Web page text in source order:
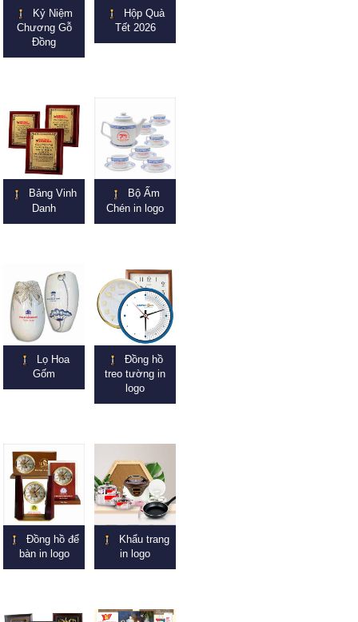
Kỷ Niệm
Chương Gỗ
Đồng
Hộp Quà
Tết 2026
Bảng Vinh
Danh
Bộ Ấm
Chén in logo
Lọ Hoa
Gốm
Đồng hồ
treo tường in
logo
Đồng hồ để
bàn in logo
Khẩu trang
in logo